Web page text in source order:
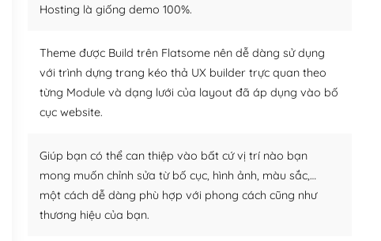
Hosting là giống demo 100%.
Theme được Build trên Flatsome nên dễ dàng sử dụng
với trình dựng trang kéo thả UX builder trực quan theo
từng Module và dạng lưới của layout đã áp dụng vào bố
cục website.
Giúp bạn có thể can thiệp vào bất cứ vị trí nào bạn
mong muốn chỉnh sửa từ bố cục, hình ảnh, màu sắc,…
một cách dễ dàng phù hợp với phong cách cũng như
thương hiệu của bạn.